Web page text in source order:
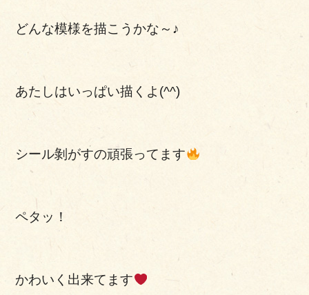
どんな模様を描こうかな～♪
あたしはいっぱい描くよ(^^)
シール剝がすの頑張ってます
ペタッ！
かわいく出来てます